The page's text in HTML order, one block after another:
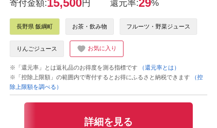
寄付金額:15,500円 還元率:29%
長野県 飯綱町 お茶・飲み物 フルーツ・野菜ジュース
りんごジュース お気に入り
※「還元率」とは返礼品のお得度を測る指標です
（還元率とは）
※「控除上限額」の範囲内で寄付するとお得にふるさと納税できます
（控
除上限額を調べる）
詳細を見る